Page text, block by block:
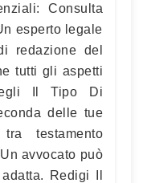
Consulta
esperto legale
redazione del
tutti gli aspetti
Il Tipo Di
delle tue
testamento
avvocato può
Redigi Il